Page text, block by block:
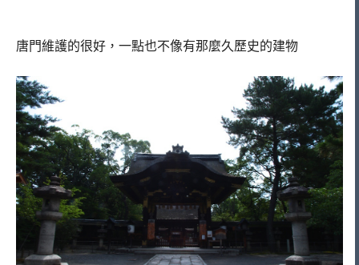
唐門維護的很好，一點也不像有那麼久歷史的建物